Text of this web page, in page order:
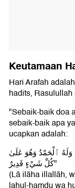
Keutamaan
Hari Arafah
hadits,
"Sebaik-baik doa
sebaik-baik apa
ucapkan adalah:
وَلَهُ ٱلْحَمْدُ وَهُوَ عَلَىٰ
كُلِّ شَيْءٍ قَدِيرٌ"
(Lā ilāha illallāh,
lahul-ḥamdu wa